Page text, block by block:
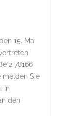
15. Mai
2 78166
melden Sie
In
den